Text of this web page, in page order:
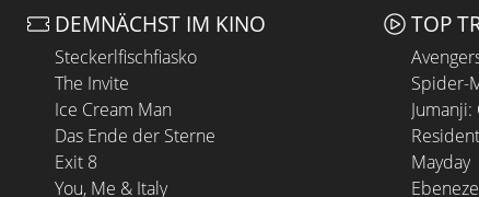
DEMNÄCHST IM KINO
Steckerlfischfiasko
The Invite
Ice Cream Man
Das Ende der Sterne
Exit 8
You, Me & Italy
TOP
Spider-
Mayday